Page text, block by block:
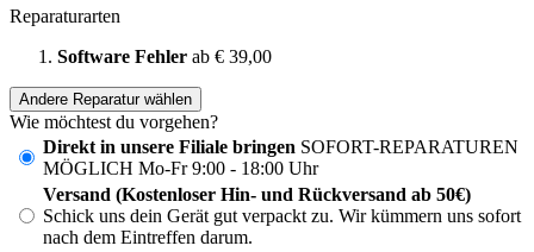
Reparaturarten
Software Fehler ab € 39,00
Andere Reparatur wählen
Wie möchtest du vorgehen?
Direkt in unsere Filiale bringen SOFORT-REPARATUREN
MÖGLICH Mo-Fr 9:00 - 18:00 Uhr
Versand (Kostenloser Hin- und Rückversand ab 50€)
Schick uns dein Gerät gut verpackt zu. Wir kümmern uns sofort
nach dem Eintreffen darum.